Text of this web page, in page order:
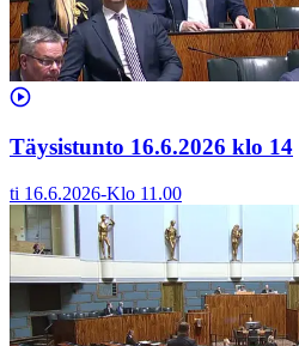
Täysistunto 16.6.2026 klo 14
ti 16.6.2026-Klo 11.00